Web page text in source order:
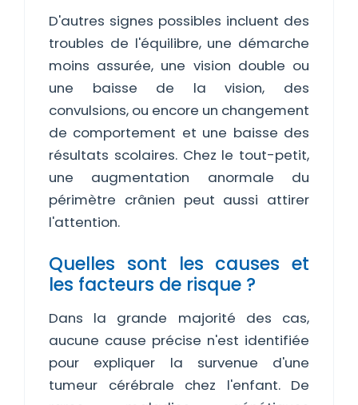
D'autres signes possibles incluent des
troubles de l'équilibre, une démarche
moins assurée, une vision double ou
une baisse de la vision, des
convulsions, ou encore un changement
de comportement et une baisse des
résultats scolaires. Chez le tout-petit,
une augmentation anormale du
périmètre crânien peut aussi attirer
l'attention.
Quelles sont les causes et
les facteurs de risque ?
Dans la grande majorité des cas,
aucune cause précise n'est identifiée
pour expliquer la survenue d'une
tumeur cérébrale chez l'enfant. De